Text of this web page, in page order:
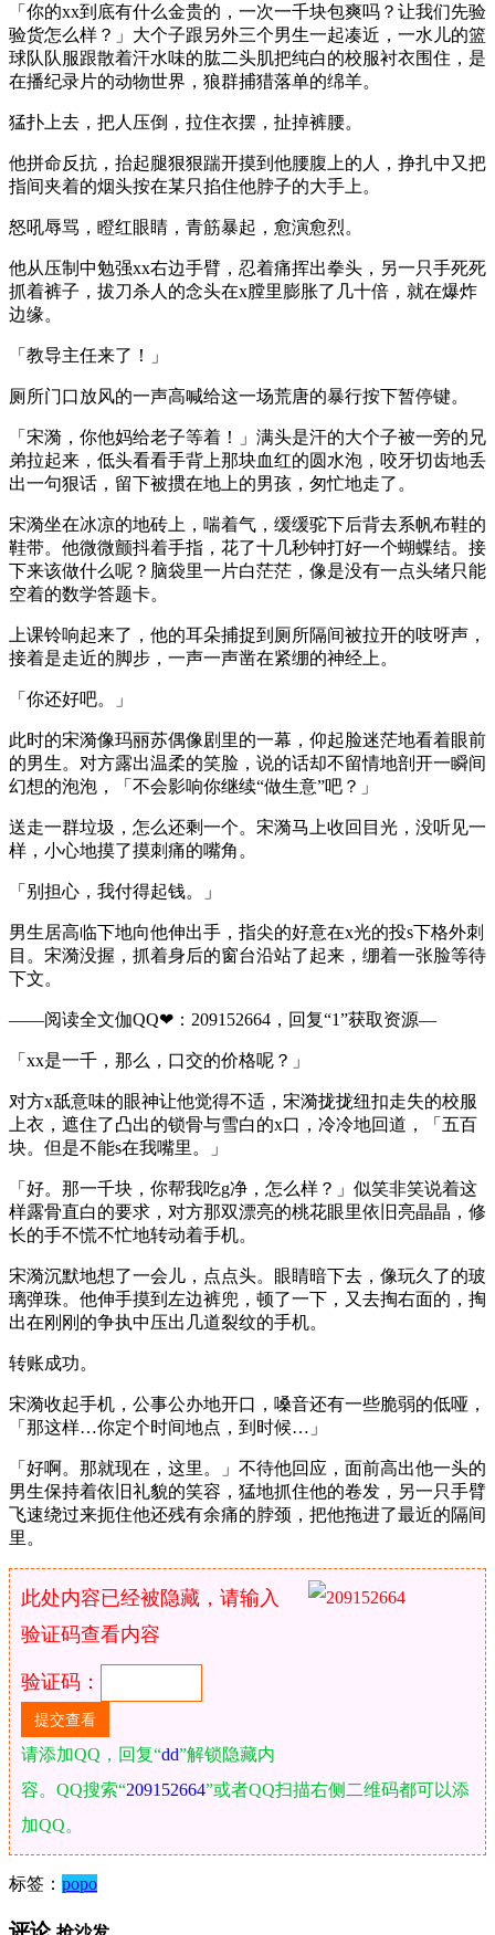
「你的xx到底有什么金贵的，一次一千块包爽吗？让我们先验
验货怎么样？」大个子跟另外三个男生一起凑近，一水儿的篮
球队队服跟散着汗水味的肱二头肌把纯白的校服衬衣围住，是
在播纪录片的动物世界，狼群捕猎落单的绵羊。
猛扑上去，把人压倒，拉住衣摆，扯掉裤腰。
他拼命反抗，抬起腿狠狠踹开摸到他腰腹上的人，挣扎中又把
指间夹着的烟头按在某只掐住他脖子的大手上。
怒吼辱骂，瞪红眼睛，青筋暴起，愈演愈烈。
他从压制中勉强xx右边手臂，忍着痛挥出拳头，另一只手死死
抓着裤子，拔刀杀人的念头在x膛里膨胀了几十倍，就在爆炸
边缘。
「教导主任来了！」
厕所门口放风的一声高喊给这一场荒唐的暴行按下暂停键。
「宋漪，你他妈给老子等着！」满头是汗的大个子被一旁的兄
弟拉起来，低头看看手背上那块血红的圆水泡，咬牙切齿地丢
出一句狠话，留下被掼在地上的男孩，匆忙地走了。
宋漪坐在冰凉的地砖上，喘着气，缓缓驼下后背去系帆布鞋的
鞋带。他微微颤抖着手指，花了十几秒钟打好一个蝴蝶结。接
下来该做什么呢？脑袋里一片白茫茫，像是没有一点头绪只能
空着的数学答题卡。
上课铃响起来了，他的耳朵捕捉到厕所隔间被拉开的吱呀声，
接着是走近的脚步，一声一声凿在紧绷的神经上。
「你还好吧。」
此时的宋漪像玛丽苏偶像剧里的一幕，仰起脸迷茫地看着眼前
的男生。对方露出温柔的笑脸，说的话却不留情地剖开一瞬间
幻想的泡泡，「不会影响你继续“做生意”吧？」
送走一群垃圾，怎么还剩一个。宋漪马上收回目光，没听见一
样，小心地摸了摸刺痛的嘴角。
「别担心，我付得起钱。」
男生居高临下地向他伸出手，指尖的好意在x光的投s下格外刺
目。宋漪没握，抓着身后的窗台沿站了起来，绷着一张脸等待
下文。
——阅读全文伽QQ❤：209152664，回复“1”获取资源—
「xx是一千，那么，口交的价格呢？」
对方x舐意味的眼神让他觉得不适，宋漪拢拢纽扣走失的校服
上衣，遮住了凸出的锁骨与雪白的x口，冷冷地回道，「五百
块。但是不能s在我嘴里。」
「好。那一千块，你帮我吃g净，怎么样？」似笑非笑说着这
样露骨直白的要求，对方那双漂亮的桃花眼里依旧亮晶晶，修
长的手不慌不忙地转动着手机。
宋漪沉默地想了一会儿，点点头。眼睛暗下去，像玩久了的玻
璃弹珠。他伸手摸到左边裤兜，顿了一下，又去掏右面的，掏
出在刚刚的争执中压出几道裂纹的手机。
转账成功。
宋漪收起手机，公事公办地开口，嗓音还有一些脆弱的低哑，
「那这样…你定个时间地点，到时候…」
「好啊。那就现在，这里。」不待他回应，面前高出他一头的
男生保持着依旧礼貌的笑容，猛地抓住他的卷发，另一只手臂
飞速绕过来扼住他还残有余痛的脖颈，把他拖进了最近的隔间
里。
此处内容已经被隐藏，请输入
验证码查看内容
验证码：
请添加QQ，回复“dd”解锁隐藏内
容。QQ搜索“209152664”或者QQ扫描右侧二维码都可以添
加QQ。
标签： popo